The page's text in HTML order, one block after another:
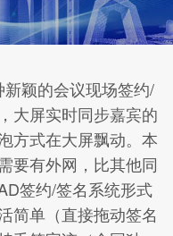
颖的会议现场签约/
大屏实时同步嘉宾的
方式在大屏飘动。本
要有外网，比其他同
签约/签名系统形式
简单（直接拖动签名